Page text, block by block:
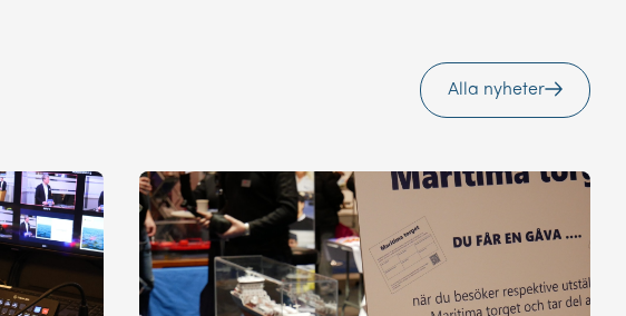
Alla nyheter